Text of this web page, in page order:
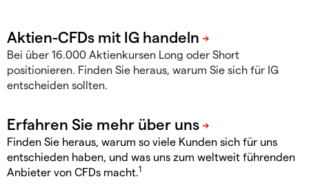
Bei über 16.000 Aktienkursen Long oder Short
positionieren. Finden Sie heraus, warum Sie sich für IG
entscheiden sollten.
Finden Sie heraus, warum so viele Kunden sich für uns
entschieden haben, und was uns zum weltweit führenden
Anbieter von CFDs macht.1